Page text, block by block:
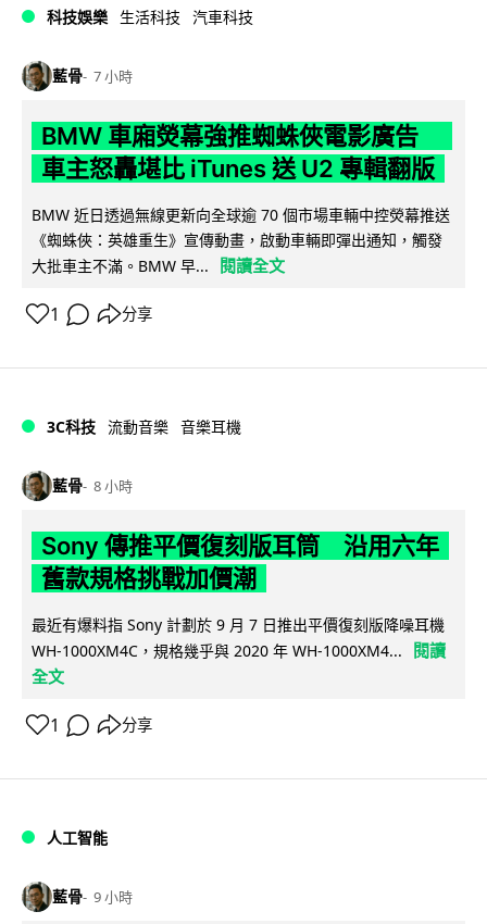
科技娛樂 生活科技 汽車科技
藍骨 7 小時
BMW 車廂熒幕強推蜘蛛俠電影廣告
車主怒轟堪比 iTunes 送 U2 專輯翻版
BMW 近日透過無線更新向全球逾 70 個市場車輛中控熒幕推送
《蜘蛛俠：英雄重生》宣傳動畫，啟動車輛即彈出通知，觸發
大批車主不滿。BMW 早...
閱讀全文
1 分享
3C科技 流動音樂 音樂耳機
藍骨 8 小時
Sony 傳推平價復刻版耳筒 沿用六年
舊款規格挑戰加價潮
最近有爆料指 Sony 計劃於 9 月 7 日推出平價復刻版降噪耳機
WH-1000XM4C，規格幾乎與 2020 年 WH-1000XM4...
閱讀
全文
1 分享
人工智能
藍骨 9 小時